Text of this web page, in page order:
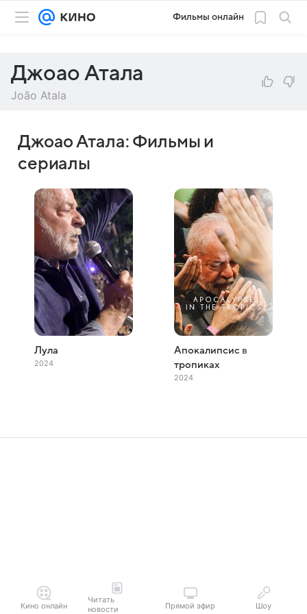
Фильмы онлайн
Джоао Атала
João Atala
Джоао Атала: Фильмы и
сериалы
Лула
2024
Апокалипсис в
тропиках
2024
Кино онлайн
Читать
новости
Прямой эфир Шоу